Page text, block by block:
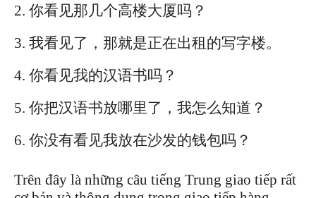
你看见那几个高楼大厦吗？
我看见了，那就是正在出租的写字楼。
你看见我的汉语书吗？
你把汉语书放哪里了，我怎么知道？
你没有看见我放在沙发的钱包吗？
Trên đây là những câu tiếng Trung giao tiếp rất